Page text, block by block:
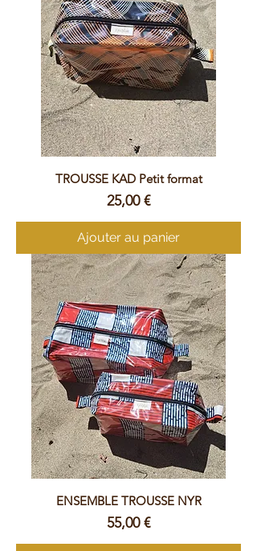
TROUSSE KAD Petit format
Prix
25,00 €
Ajouter au panier
ENSEMBLE TROUSSE NYR
Prix
55,00 €